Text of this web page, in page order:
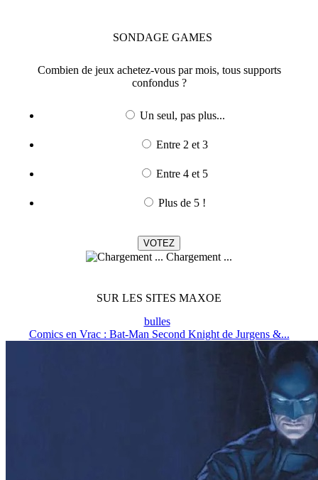
SONDAGE GAMES
Combien de jeux achetez-vous par mois, tous supports
confondus ?
Un seul, pas plus...
Entre 2 et 3
Entre 4 et 5
Plus de 5 !
Chargement ...
SUR LES SITES MAXOE
bulles
Comics en Vrac : Bat-Man Second Knight de Jurgens &...